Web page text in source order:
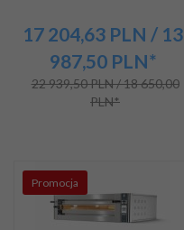
17 204,63 PLN / 13
987,50 PLN*
22 939,50 PLN / 18 650,00
PLN*
Promocja